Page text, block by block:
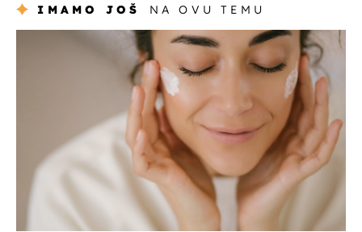
IMAMO JOŠ NA OVU TEMU
moda & ljepota